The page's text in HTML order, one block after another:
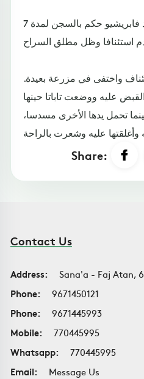
ومع توفر الأدلة صدر ضد فابريشيو حكم بالسجن لمدة 7
واختفى في مزرعة بعيدة.
عليه ووضعت تاباتا حينها
تحمل يدها الأخرى مسدسا،
Share:
Contact Us
Address:
Sana'a - Faj Atan,
Phone:
9671450121
Phone:
9671445993
Mobile:
770445995
Whatsapp:
770445995
Email:
Message Us